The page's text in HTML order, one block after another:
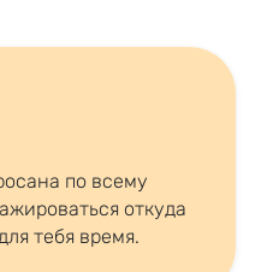
по всему
откуда
тебя время.